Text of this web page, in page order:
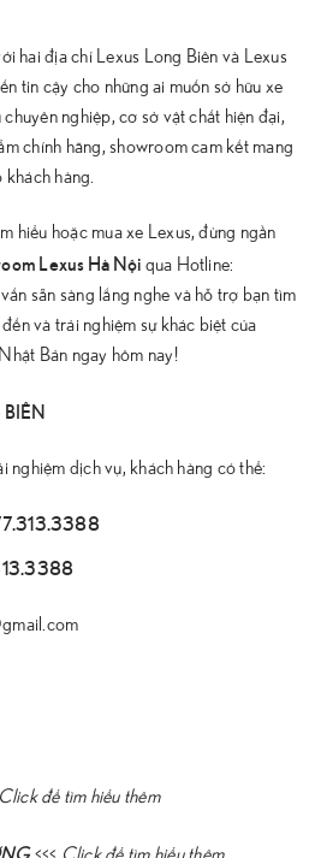
hai địa chỉ Lexus Long Biên và Lexus
tin cậy cho những ai muốn sở hữu xe
nghiệp, cơ sở vật chất hiện đại,
chính hãng, showroom cam kết mang
hàng.
hiểu hoặc mua xe Lexus, đừng ngần
Lexus Hà Nội qua Hotline:
sẵn sàng lắng nghe và hỗ trợ bạn tìm
và trải nghiệm sự khác biệt của
Bản ngay hôm nay!
dịch vụ, khách hàng có thể:
Click để tìm hiểu thêm